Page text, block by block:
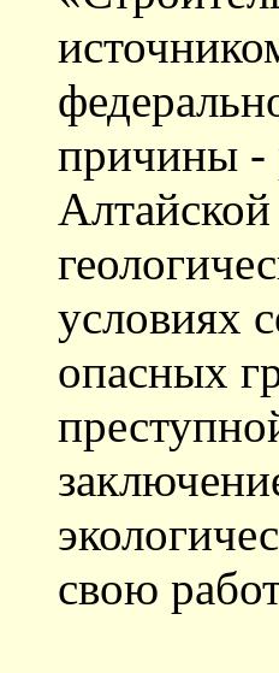
причины -
условиях
опасных
свою